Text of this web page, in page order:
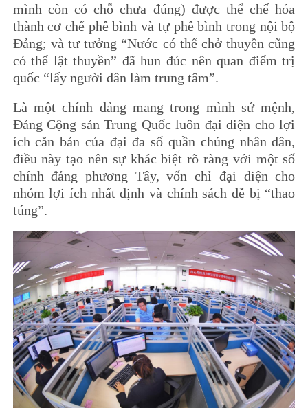
mình còn có chỗ chưa đúng) được thể chế hóa
thành cơ chế phê bình và tự phê bình trong nội bộ
Đảng; và tư tưởng “Nước có thể chở thuyền cũng
có thể lật thuyền” đã hun đúc nên quan điểm trị
quốc “lấy người dân làm trung tâm”.
Là một chính đảng mang trong mình sứ mệnh,
Đảng Cộng sản Trung Quốc luôn đại diện cho lợi
ích căn bản của đại đa số quần chúng nhân dân,
điều này tạo nên sự khác biệt rõ ràng với một số
chính đảng phương Tây, vốn chỉ đại diện cho
nhóm lợi ích nhất định và chính sách dễ bị “thao
túng”.